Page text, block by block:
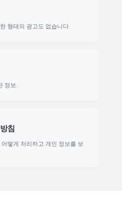
형태의 광고도 없습니다.
정보.
침
떻게 처리하고 개인 정보를 보